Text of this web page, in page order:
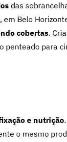
das
, em Belo
cobertas.
penteado para
e nutrição
o mesmo